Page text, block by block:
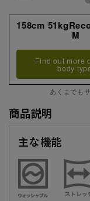
158cm
M
Find out more
body
あくまでも
商品説明
主な機能